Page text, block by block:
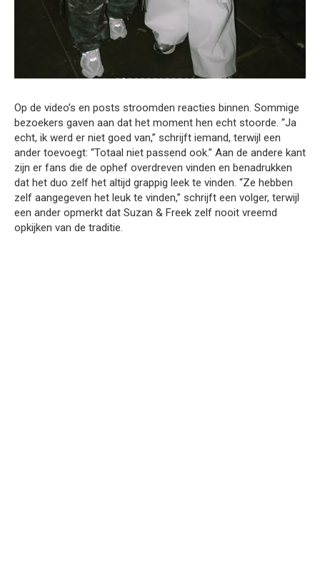
Op de video’s en posts stroomden reacties binnen. Sommige
bezoekers gaven aan dat het moment hen echt stoorde. “Ja
echt, ik werd er niet goed van,” schrijft iemand, terwijl een
ander toevoegt: “Totaal niet passend ook.” Aan de andere kant
zijn er fans die de ophef overdreven vinden en benadrukken
dat het duo zelf het altijd grappig leek te vinden. “Ze hebben
zelf aangegeven het leuk te vinden,” schrijft een volger, terwijl
een ander opmerkt dat Suzan & Freek zelf nooit vreemd
opkijken van de traditie.